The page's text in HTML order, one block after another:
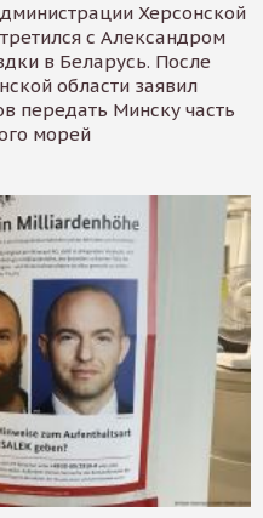
Херсонской
с Александром
в Беларусь. После
области заявил
передать Минску часть
морей